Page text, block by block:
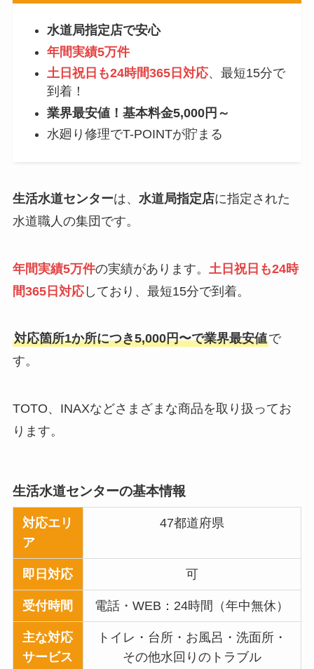
水道局指定店で安心
年間実績5万件
土日祝日も24時間365日対応、最短15分で
到着！
業界最安値！基本料金5,000円～
水廻り修理でT-POINTが貯まる
生活水道センターは、 水道局指定店に指定された
水道職人の集団です。
年間実績5万件の実績があります。
土日祝日も24時
間365日対応しており、最短15分で到着。
対応箇所1か所につき5,000円〜で業界最安値で
す。
TOTO、INAXなどさまざまな商品を取り扱ってお
ります。
生活水道センターの基本情報
対応エリ
ア
47都道府県
即日対応 可
受付時間 電話・WEB：24時間（年中無休）
主な対応
サービス
トイレ・台所・お風呂・洗面所・
その他水回りのトラブル